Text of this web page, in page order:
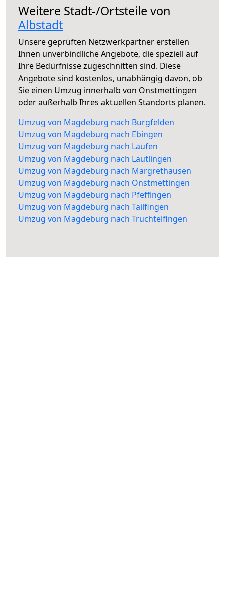
Weitere Stadt-/Ortsteile von
Albstadt
Unsere geprüften Netzwerkpartner erstellen
Ihnen unverbindliche Angebote, die speziell auf
Ihre Bedürfnisse zugeschnitten sind. Diese
Angebote sind kostenlos, unabhängig davon, ob
Sie einen Umzug innerhalb von Onstmettingen
oder außerhalb Ihres aktuellen Standorts planen.
Umzug von Magdeburg nach Burgfelden
Umzug von Magdeburg nach Ebingen
Umzug von Magdeburg nach Laufen
Umzug von Magdeburg nach Lautlingen
Umzug von Magdeburg nach Margrethausen
Umzug von Magdeburg nach Onstmettingen
Umzug von Magdeburg nach Pfeffingen
Umzug von Magdeburg nach Tailfingen
Umzug von Magdeburg nach Truchtelfingen